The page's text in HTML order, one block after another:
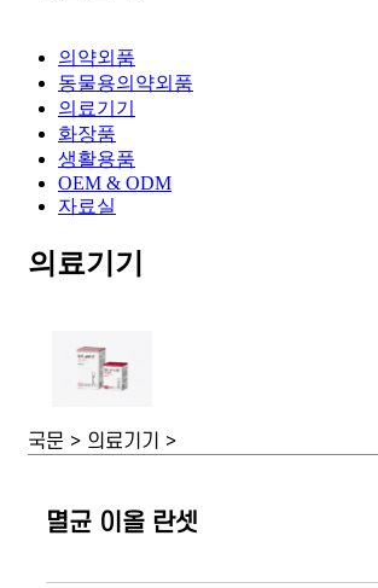
의약외품
동물용의약외품
의료기기
화장품
생활용품
OEM & ODM
자료실
의료기기
국문 > 의료기기 >
멸균 이올 란셋